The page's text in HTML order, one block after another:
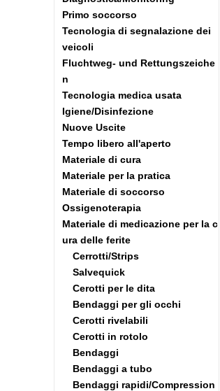
Primo soccorso
Tecnologia di segnalazione dei
veicoli
Fluchtweg- und Rettungszeiche
n
Tecnologia medica usata
Igiene/Disinfezione
Nuove Uscite
Tempo libero all'aperto
Materiale di cura
Materiale per la pratica
Materiale di soccorso
Ossigenoterapia
Materiale di medicazione per la c
ura delle ferite
Cerrotti/Strips
Salvequick
Cerotti per le dita
Bendaggi per gli occhi
Cerotti rivelabili
Cerotti in rotolo
Bendaggi
Bendaggi a tubo
Bendaggi rapidi/Compression